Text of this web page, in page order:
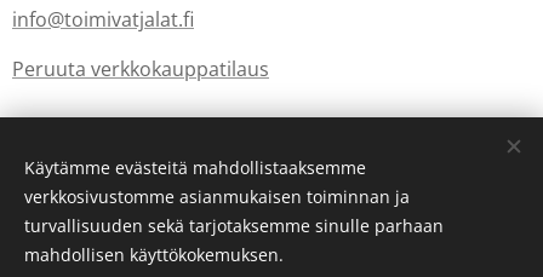
info@toimivatjalat.fi
Peruuta verkkokauppatilaus
LuotuWebnodella Evästeet
Käytämme evästeitä mahdollistaaksemme
verkkosivustomme asianmukaisen toiminnan ja
turvallisuuden sekä tarjotaksemme sinulle parhaan
mahdollisen käyttökokemuksen.